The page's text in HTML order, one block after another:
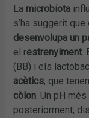
La microbiota
s’ha suggerit que
desenvolupa un
el restrenyiment.
(BB) i els
acètics, que
còlon. Un pH
posteriorment,